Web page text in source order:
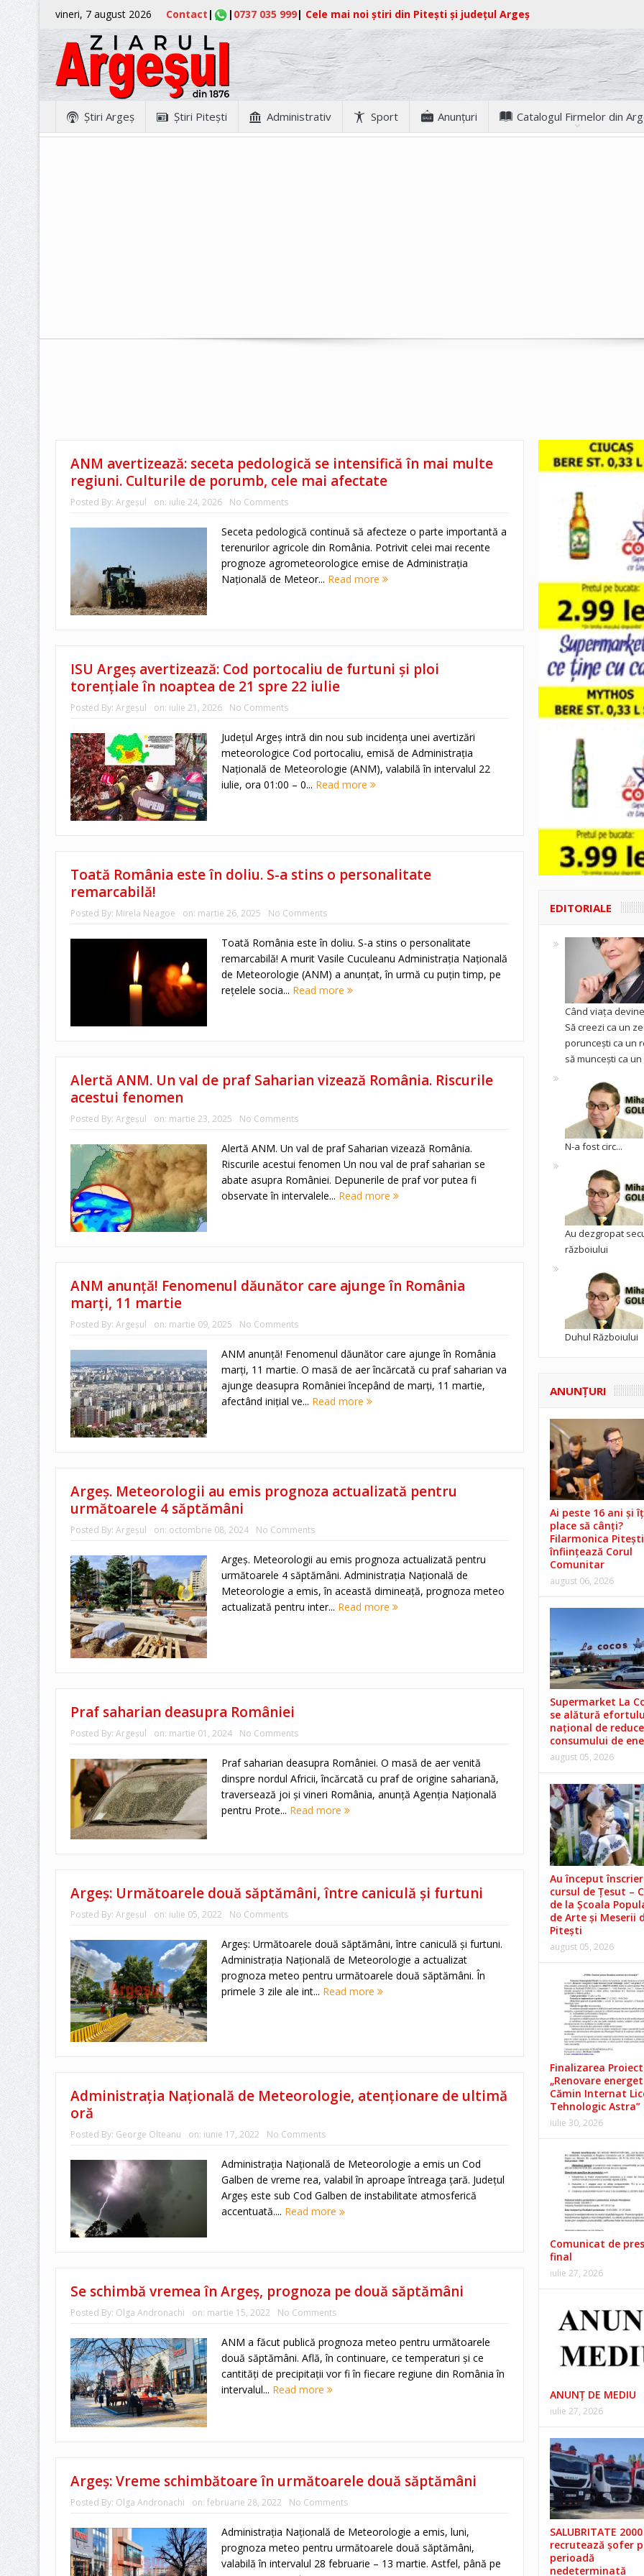
vineri, 7 august 2026 Contact | | 0737 035 999| Cele mai noi știri din Pitești și județul Argeș
Ştiri Argeş Ştiri Piteşti Administrativ Sport Anunţuri Catalogul Firmelor din
ANM avertizează: seceta pedologică se intensifică în mai multe
regiuni. Culturile de porumb, cele mai afectate
Posted By: Argeşul on: iulie 24, 2026 No Comments
Seceta pedologică continuă să afecteze o parte importantă a
terenurilor agricole din România. Potrivit celei mai recente
prognoze agrometeorologice emise de Administrația
Națională de Meteor... Read more
ISU Argeș avertizează: Cod portocaliu de furtuni și ploi
torențiale în noaptea de 21 spre 22 iulie
Posted By: Argeşul on: iulie 21, 2026 No Comments
Județul Argeș intră din nou sub incidența unei avertizări
meteorologice Cod portocaliu, emisă de Administrația
Națională de Meteorologie (ANM), valabilă în intervalul 22
iulie, ora 01:00 – 0... Read more
Toată România este în doliu. S-a stins o personalitate
remarcabilă!
Posted By: Mirela Neagoe on: martie 26, 2025 No Comments
Toată România este în doliu. S-a stins o personalitate
remarcabilă! A murit Vasile Cuculeanu Administrația Națională
de Meteorologie (ANM) a anunțat, în urmă cu puțin timp, pe
rețelele socia... Read more
Alertă ANM. Un val de praf Saharian vizează România. Riscurile
acestui fenomen
Posted By: Argeşul on: martie 23, 2025 No Comments
Alertă ANM. Un val de praf Saharian vizează România.
Riscurile acestui fenomen Un nou val de praf saharian se
abate asupra României. Depunerile de praf vor putea fi
observate în intervalele... Read more
ANM anunță! Fenomenul dăunător care ajunge în România
marți, 11 martie
Posted By: Argeşul on: martie 09, 2025 No Comments
ANM anunță! Fenomenul dăunător care ajunge în România
marți, 11 martie. O masă de aer încărcată cu praf saharian va
ajunge deasupra României începând de marți, 11 martie,
afectând inițial ve... Read more
Argeș. Meteorologii au emis prognoza actualizată pentru
următoarele 4 săptămâni
Posted By: Argeşul on: octombrie 08, 2024 No Comments
Argeș. Meteorologii au emis prognoza actualizată pentru
următoarele 4 săptămâni. Administraţia Națională de
Meteorologie a emis, în această dimineaţă, prognoza meteo
actualizată pentru inter... Read more
Praf saharian deasupra României
Posted By: Argeşul on: martie 01, 2024 No Comments
Praf saharian deasupra României. O masă de aer venită
dinspre nordul Africii, încărcată cu praf de origine sahariană,
traversează joi şi vineri România, anunţă Agenţia Naţională
pentru Prote... Read more
Argeș: Următoarele două săptămâni, între caniculă și furtuni
Posted By: Argeşul on: iulie 05, 2022 No Comments
Argeș: Următoarele două săptămâni, între caniculă și furtuni.
Administraţia Naţională de Meteorologie a actualizat
prognoza meteo pentru următoarele două săptămâni. În
primele 3 zile ale int... Read more
Administrația Națională de Meteorologie, atenționare de ultimă
oră
Posted By: George Olteanu on: iunie 17, 2022 No Comments
Administrația Națională de Meteorologie a emis un Cod
Galben de vreme rea, valabil în aproape întreaga țară. Județul
Argeș este sub Cod Galben de instabilitate atmosferică
accentuată.... Read more
Se schimbă vremea în Argeș, prognoza pe două săptămâni
Posted By: Olga Andronachi on: martie 15, 2022 No Comments
ANM a făcut publică prognoza meteo pentru următoarele
două săptămâni. Află, în continuare, ce temperaturi și ce
cantități de precipitații vor fi în fiecare regiune din România în
intervalul... Read more
Argeș: Vreme schimbătoare în următoarele două săptămâni
Posted By: Olga Andronachi on: februarie 28, 2022 No Comments
Administraţia Naţională de Meteorologie a emis, luni,
prognoza meteo pentru următoarele două săptămâni,
valabilă în intervalul 28 februarie – 13 martie. Astfel, până pe
EDITORIALE
Când viața
Să creezi ca un
poruncești ca un
să muncești ca un
N-a fost circ...
Au dezgropat
războiului
Duhul Războiului
ANUNŢURI
Ai peste 16 ani și
place să cânți?
Filarmonica Pitești
înființează Corul
Comunitar
august 06, 2026
Supermarket La
se alătură
național de
consumului de
august 05, 2026
Au început
cursul de Țesut –
de la Școala
de Arte și Meserii
Pitești
august 05, 2026
Finalizarea
„Renovare
Cămin Internat
Tehnologic Astra”
iulie 30, 2026
Comunicat de
final
iulie 27, 2026
ANUNŢ DE MEDIU
iulie 27, 2026
SALUBRITATE
recrutează șofer
perioadă
nedeterminată